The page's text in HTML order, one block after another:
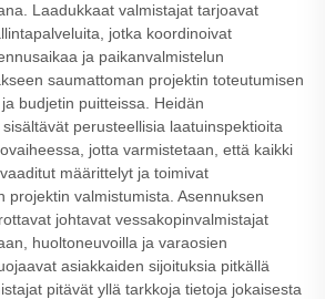
Laadukkaat valmistajat tarjoavat
jotka koordinoivat
ja paikanvalmistelun
saumattoman projektin toteutumisen
budjetin puitteissa. Heidän
perusteellisia laatuinspektioita
jotta varmistetaan, että kaikki
määrittelyt ja toimivat
projektin valmistumista. Asennuksen
johtavat vessakopinvalmistajat
huoltoneuvoilla ja varaosien
asiakkaiden sijoituksia pitkällä
pitävät yllä tarkkoja tietoja jokaisesta